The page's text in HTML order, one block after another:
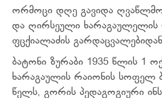
ორმოცი დღე გავიდა
და ღირსეული ხარაგაულელის
ფცქიალაძის
ბატონი ზურაბი 1935 წლის 1
ხარაგაულის რაიონის სოფელ
წელს, გორის პედაგოგიური